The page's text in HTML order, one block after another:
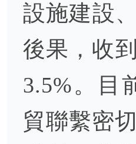
設施建設
後果，收
3.5%。目
貿聯繫密切